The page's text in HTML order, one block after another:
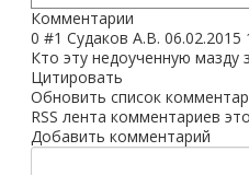
Комментарии
0 #1 Судаков А.В. 06.02.2015
Кто эту недоученную мазду
Цитировать
Обновить список
RSS лента комментариев
Добавить комментарий